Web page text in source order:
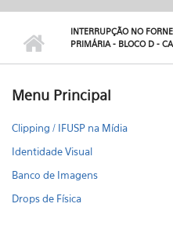
INTERRUPÇÃO NO
PRIMÁRIA - BLOCO D -
Menu Principal
Clipping / IFUSP na Mídia
Identidade Visual
Banco de Imagens
Drops de Física